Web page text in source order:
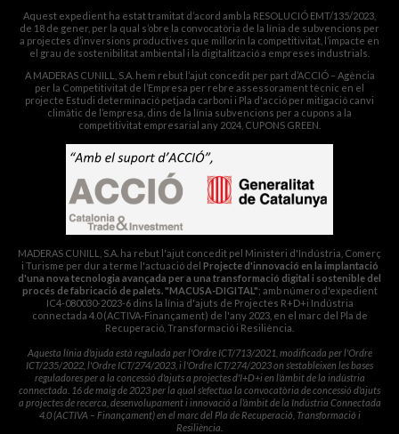
Aquest expedient ha estat tramitat d’acord amb la RESOLUCIÓ EMT/135/2023,
de 18 de gener, per la qual s’obre la convocatòria de la línia de subvencions per
a projectes d’inversions productives que millorin la competitivitat, l’impacte en
el grau de sostenibilitat ambiental i la digitalització a empreses industrials.
A MADERAS CUNILL, S.A. hem rebut l’ajut concedit per part d’ACCIÓ – Agència
per la Competitivitat de l’Empresa per rebre assessorament tècnic en el
projecte Estudi determinació petjada carboni i Pla d'acció per mitigació canvi
climàtic de l’empresa, dins de la línia subvencions per a cupons a la
competitivitat empresarial any 2024, CUPONS GREEN.
MADERAS CUNILL, S.A. ha rebut l'ajut concedit pel Ministeri d'Indústria, Comerç
i Turisme per dur a terme l'actuació del Projecte d'innovació en la implantació
d'una nova tecnologia avançada per a una transformació digital i sostenible del
procés de fabricació de palets. "MACUSA-DIGITAL"; amb número d'expedient
IC4-080030-2023-6 dins la línia d'ajuts de Projectes R+D+i Indústria
connectada 4.0 (ACTIVA-Finançament) de l'any 2023, en el marc del Pla de
Recuperació, Transformació i Resiliència.
Aquesta línia d'ajuda està regulada per l'Ordre ICT/713/2021, modificada per l'Ordre
ICT/235/2022, l'Ordre ICT/274/2023, i l'Ordre ICT/274/2023 on s'estableixen les bases
reguladores per a la concessió d'ajuts a projectes d'I+D+i en l'àmbit de la indústria
connectada. 16 de maig de 2023 per la qual s'efectua la convocatòria de concessió d'ajuts
a projectes de recerca, desenvolupament i innovació a l'àmbit de la Indústria Connectada
4.0 (ACTIVA – Finançament) en el marc del Pla de Recuperació, Transformació i
Resiliència.